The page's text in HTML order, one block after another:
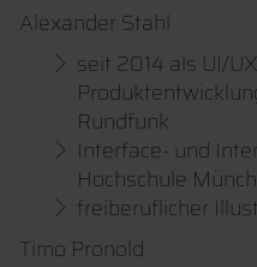
Alexander Stahl
seit 2014 als UI/
Rundfunk
Interface- und
Hochschule
freiberuflicher
Timo Pronold